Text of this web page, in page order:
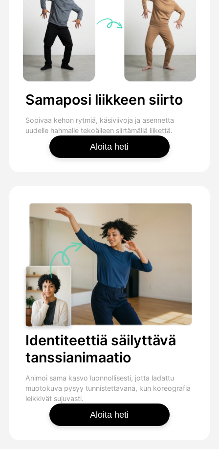
Samaposi liikkeen siirto
Sopivaa kehon rytmiä, käsiviivoja ja asennetta
uudelle hahmalle tekoälleen siirtämällä liikettä.
Aloita heti
Identiteettiä säilyttävä
tanssianimaatio
Animoi sama kasvo luonnollisesti, jotta ladattu
muotokuva pysyy tunnistettavana, kun koreografia
leikkivät sujuvasti.
Aloita heti